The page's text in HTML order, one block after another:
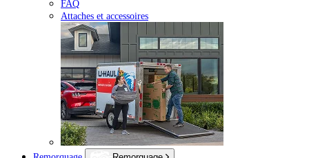
FAQ
Attaches et accessoires